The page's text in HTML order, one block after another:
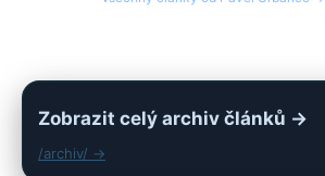
Zobrazit celý archiv článků →
/archiv/ →